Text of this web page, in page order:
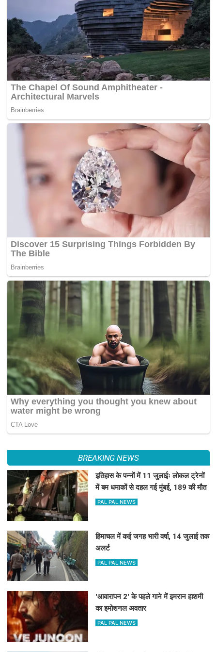
BREAKING NEWS
इतिहास के पन्नों में 11 जुलाईः लोकल ट्रेनों
में बम धमाकों से दहल गई मुंबई, 189 की मौत
PAL PAL NEWS
हिमाचल में कई जगह भारी वर्षा, 14 जुलाई तक
अलर्ट
PAL PAL NEWS
'आवारापन 2' के पहले गाने में इमरान हाशमी
का इमोशनल अवतार
PAL PAL NEWS